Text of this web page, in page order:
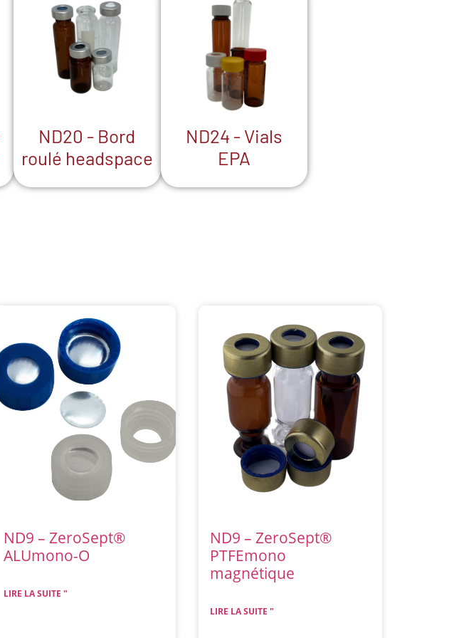
ND20 - Bord
roulé headspace
ND24 - Vials
EPA
ND9 – ZeroSept®
ALUmono-O
LIRE LA SUITE "
ND9 – ZeroSept®
PTFEmono
magnétique
LIRE LA SUITE "